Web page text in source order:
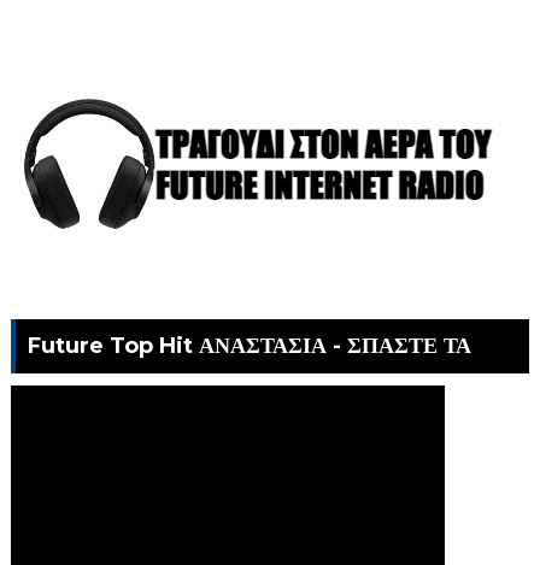
Future Top Hit ΑΝΑΣΤΑΣΙΑ - ΣΠΑΣΤΕ ΤΑ